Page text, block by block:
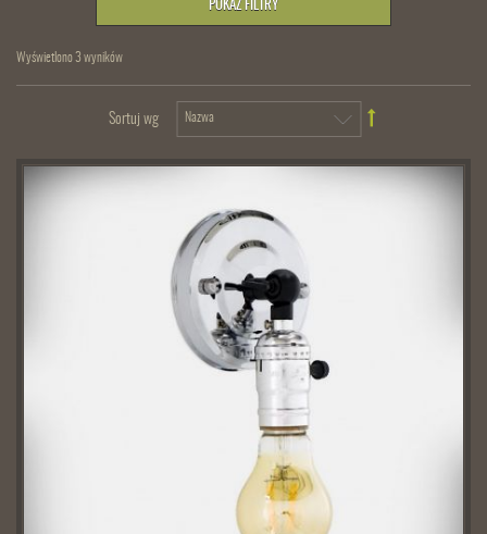
POKAŻ FILTRY
Wyświetlono 3 wyników
Sortuj wg